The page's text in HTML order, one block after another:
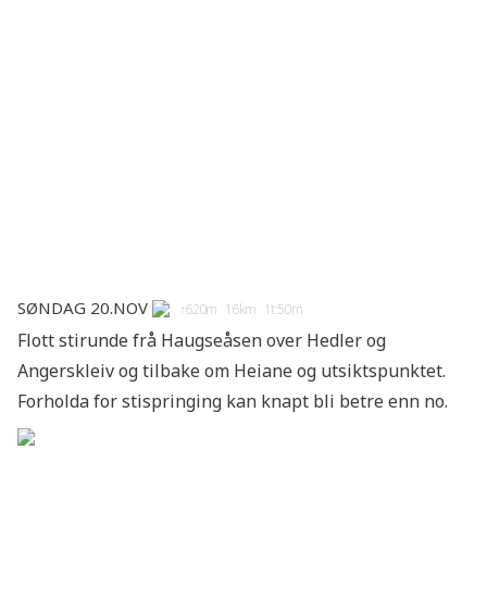
Søndag 20.nov ↑620m 16km 1t:50m
Flott stirunde frå Haugseåsen over Hedler og
Angerskleiv og tilbake om Heiane og utsiktspunktet.
Forholda for stispringing kan knapt bli betre enn no.